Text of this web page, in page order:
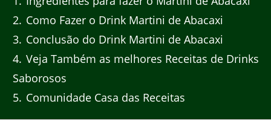
2 Como Fazer o Drink Martini de Abacaxi
3 Conclusão do Drink Martini de Abacaxi
4 Veja Também as melhores Receitas de Drinks
Saborosos
5 Comunidade Casa das Receitas